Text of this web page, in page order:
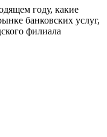
году, какие
банковских услуг,
филиала